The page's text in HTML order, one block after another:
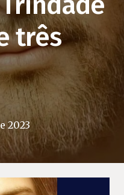
três
2023